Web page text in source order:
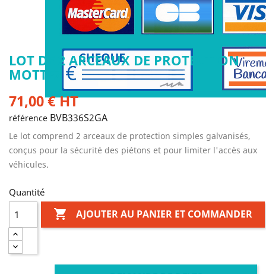
LOT DE 2 ARCEAUX DE PROTECTION
MOTTEZ
71,00 € HT
référence BVB336S2GA
Le lot comprend 2 arceaux de protection simples galvanisés,
conçus pour la sécurité des piétons et pour limiter l'accès aux
véhicules.
Quantité
 AJOUTER AU PANIER ET COMMANDER